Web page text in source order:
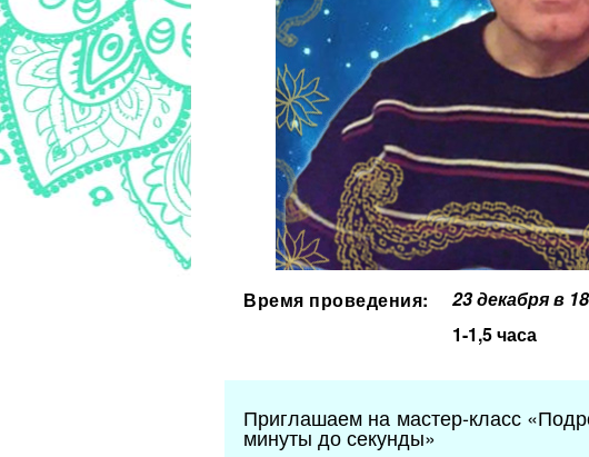
Время проведения:
23 декабря в
1-1,5 часа
Приглашаем на мастер-класс
минуты до секунды»